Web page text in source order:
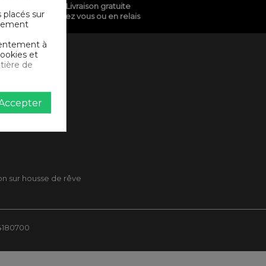
Livraison gratuite
chez vous ou en relais
sur housse de rêve
placés sur
à
et
de